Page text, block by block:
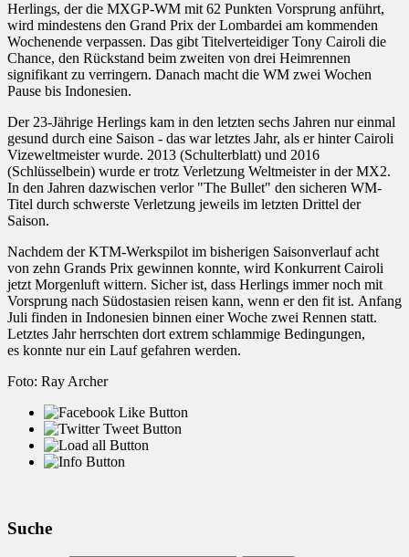
Herlings, der die MXGP-WM mit 62 Punkten Vorsprung anführt,
wird mindestens den Grand Prix der Lombardei am kommenden
Wochenende verpassen. Das gibt Titelverteidiger Tony Cairoli die
Chance, den Rückstand beim zweiten von drei Heimrennen
signifikant zu verringern. Danach macht die WM zwei Wochen
Pause bis Indonesien.
Der 23-Jährige Herlings kam in den letzten sechs Jahren nur einmal
gesund durch eine Saison - das war letztes Jahr, als er hinter Cairoli
Vizeweltmeister wurde. 2013 (Schulterblatt) und 2016
(Schlüsselbein) wurde er trotz Verletzung Weltmeister in der MX2.
In den Jahren dazwischen verlor "The Bullet" den sicheren WM-
Titel durch schwerste Verletzung jeweils im letzten Drittel der
Saison.
Nachdem der KTM-Werkspilot im bisherigen Saisonverlauf acht
von zehn Grands Prix gewinnen konnte, wird Konkurrent Cairoli
jetzt Morgenluft wittern. Sicher ist, dass Herlings immer noch mit
Vorsprung nach Südostasien reisen kann, wenn er den fit ist. Anfang
Juli finden in Indonesien binnen einer Woche zwei Rennen statt.
Letztes Jahr herrschten dort extrem schlammige Bedingungen,
es konnte nur ein Lauf gefahren werden.
Foto: Ray Archer
Suche